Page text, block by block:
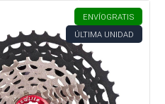
ENVÍOGRATIS
ÚLTIMA UNIDAD